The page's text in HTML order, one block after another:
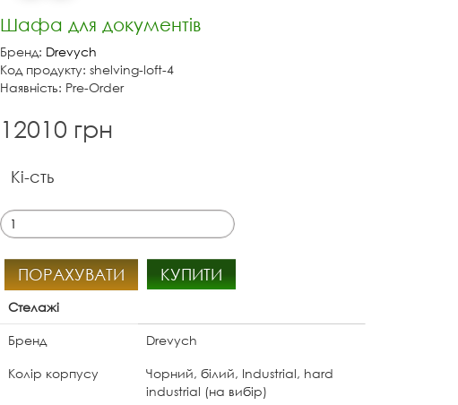
Шафа для документів
Бренд: Drevych
Код продукту: shelving-loft-4
Наявність: Pre-Order
12010 грн
Кі-сть
ПОРАХУВАТИ КУПИТИ
Стелажі
Бренд
Drevych
Колір корпусу
Чорний, білий, Industrial, hard
industrial (на вибір)